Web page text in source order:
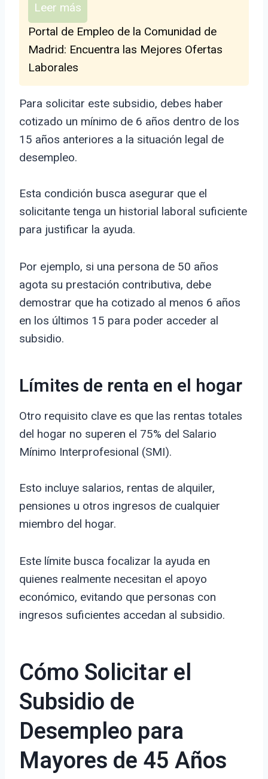
Leer más
Portal de Empleo de la Comunidad de
Madrid: Encuentra las Mejores Ofertas
Laborales
Para solicitar este subsidio, debes haber
cotizado un mínimo de 6 años dentro de los
15 años anteriores a la situación legal de
desempleo.
Esta condición busca asegurar que el
solicitante tenga un historial laboral suficiente
para justificar la ayuda.
Por ejemplo, si una persona de 50 años
agota su prestación contributiva, debe
demostrar que ha cotizado al menos 6 años
en los últimos 15 para poder acceder al
subsidio.
Límites de renta en el hogar
Otro requisito clave es que las rentas totales
del hogar no superen el 75% del Salario
Mínimo Interprofesional (SMI).
Esto incluye salarios, rentas de alquiler,
pensiones u otros ingresos de cualquier
miembro del hogar.
Este límite busca focalizar la ayuda en
quienes realmente necesitan el apoyo
económico, evitando que personas con
ingresos suficientes accedan al subsidio.
Cómo Solicitar el
Subsidio de
Desempleo para
Mayores de 45 Años